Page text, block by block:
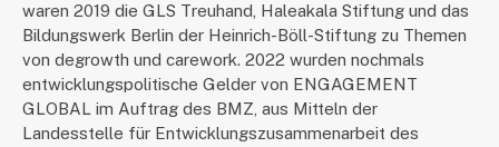
waren 2019 die GLS Treuhand, Haleakala Stiftung und das
Bildungswerk Berlin der Heinrich-Böll-Stiftung zu Themen
von degrowth und carework. 2022 wurden nochmals
entwicklungspolitische Gelder von ENGAGEMENT
GLOBAL im Auftrag des BMZ, aus Mitteln der
Landesstelle für Entwicklungszusammenarbeit des